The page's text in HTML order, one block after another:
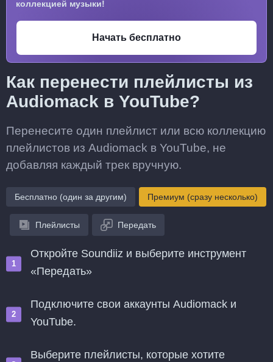
коллекцией музыки!
Начать бесплатно
Как перенести плейлисты из
Audiomack в YouTube?
Перенесите один плейлист или всю коллекцию
плейлистов из Audiomack в YouTube, не
добавляя каждый трек вручную.
Бесплатно (один за другим) Премиум (сразу несколько)
Плейлисты Передать
Откройте Soundiiz и выберите инструмент
«Передать»
Подключите свои аккаунты Audiomack и
YouTube.
Выберите плейлисты, которые хотите